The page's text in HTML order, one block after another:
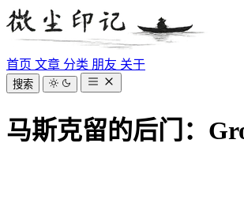
首页 文章 分类 朋友 关于
搜索
马斯克留的后门：